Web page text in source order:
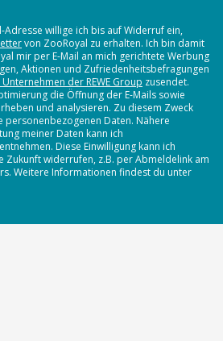
Adresse willige ich bis auf Widerruf ein,
von ZooRoyal zu erhalten. Ich bin damit
mir per E-Mail an mich gerichtete Werbung
Aktionen und Zufriedenheitsbefragungen
der REWE Group zusendet.
die Öffnung der E-Mails sowie
und analysieren. Zu diesem Zweck
Daten. Nähere
meiner Daten kann ich
Diese Einwilligung kann ich
Zukunft widerrufen, z.B. per Abmeldelink am
Weitere Informationen findest du unter